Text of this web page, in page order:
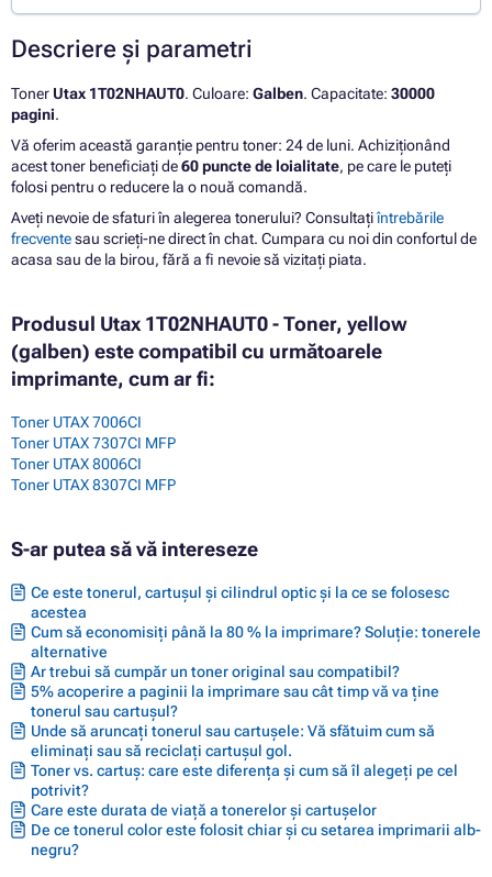
Descriere și parametri
Toner Utax 1T02NHAUT0. Culoare: Galben. Capacitate: 30000
pagini.
Vă oferim această garanție pentru toner: 24 de luni. Achiziționând
acest toner beneficiați de60 puncte de loialitate, pe care le puteți
folosi pentru o reducere la o nouă comandă.
Aveți nevoie de sfaturi în alegerea tonerului? Consultațiîntrebările
frecventesau scrieți-ne direct în chat. Cumpara cu noi din confortul de
acasa sau de la birou, fără a fi nevoie să vizitați piata.
Produsul Utax 1T02NHAUT0 - Toner, yellow
(galben) este compatibil cu următoarele
imprimante, cum ar fi:
Toner UTAX 7006CI
Toner UTAX 7307CI MFP
Toner UTAX 8006CI
Toner UTAX 8307CI MFP
S-ar putea să vă intereseze
Ce este tonerul, cartușul și cilindrul optic și la ce se folosesc
acestea
Cum să economisiți până la 80 % la imprimare? Soluție: tonerele
alternative
Ar trebui să cumpăr un toner original sau compatibil?
5% acoperire a paginii la imprimare sau cât timp vă va ține
tonerul sau cartușul?
Unde să aruncați tonerul sau cartușele: Vă sfătuim cum să
eliminați sau să reciclați cartușul gol.
Toner vs. cartuș: care este diferența și cum să îl alegeți pe cel
potrivit?
Care este durata de viață a tonerelor și cartușelor
De ce tonerul color este folosit chiar și cu setarea imprimarii alb-
negru?